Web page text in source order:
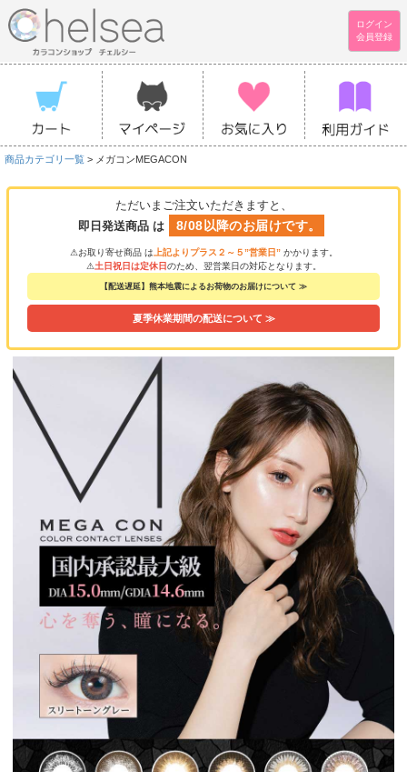
ログイン
会員登録
商品カテゴリ一覧 > メガコンMEGACON
ただいまご注文いただきますと、
即日発送商品 は
8/08以降のお届けです。
⚠お取り寄せ商品 は 上記よりプラス２～５”営業日” かかります。
⚠土日祝日は定休日のため、翌営業日の対応となります。
【配送遅延】熊本地震によるお荷物のお届けについて ≫
夏季休業期間の配送について ≫